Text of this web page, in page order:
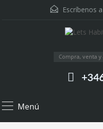
Escríbenos
Compra, venta
Menú